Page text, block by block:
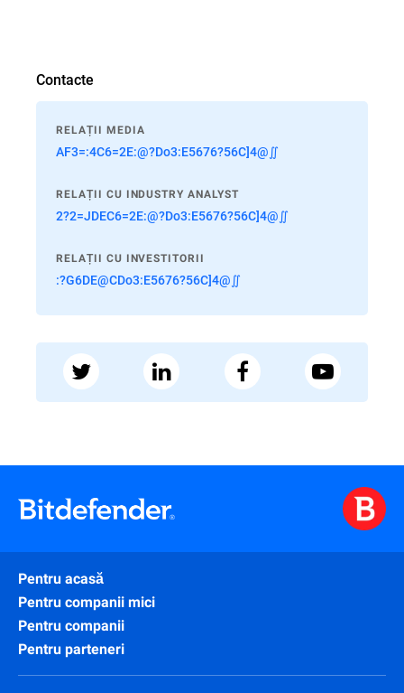
Contacte
RELAȚII MEDIA
AF3=:4C6=2E:@?Do3:E5676?56C]4@∬
RELAȚII CU INDUSTRY ANALYST
2?2=JDEC6=2E:@?Do3:E5676?56C]4@∬
RELAȚII CU INVESTITORII
:?G6DE@CDo3:E5676?56C]4@∬
Pentru acasă
Pentru companii mici
Pentru companii
Pentru parteneri